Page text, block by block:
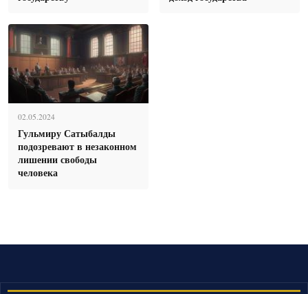
02.05.2024
Гульмиру Сатыбалды
подозревают в незаконном
лишении свободы
человека